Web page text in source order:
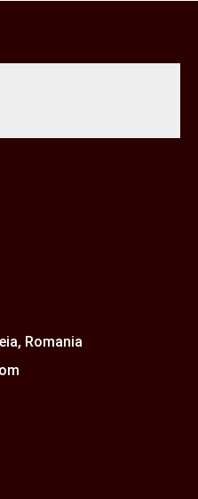
Romania